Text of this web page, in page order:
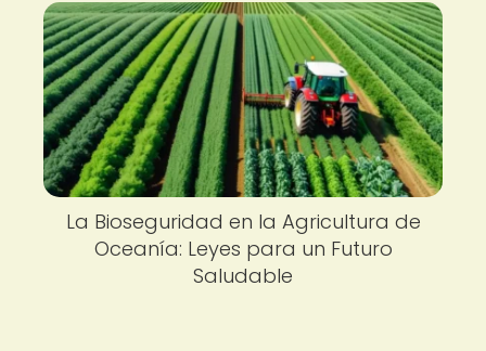
La Bioseguridad en la Agricultura de
Oceanía: Leyes para un Futuro
Saludable